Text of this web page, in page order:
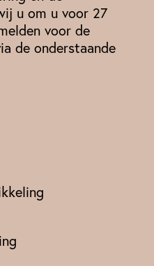
u om u voor 27
voor de
de onderstaande